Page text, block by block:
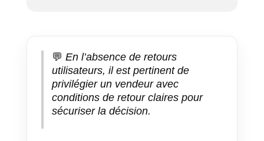
💬 En l’absence de retours
utilisateurs, il est pertinent de
privilégier un vendeur avec
conditions de retour claires pour
sécuriser la décision.